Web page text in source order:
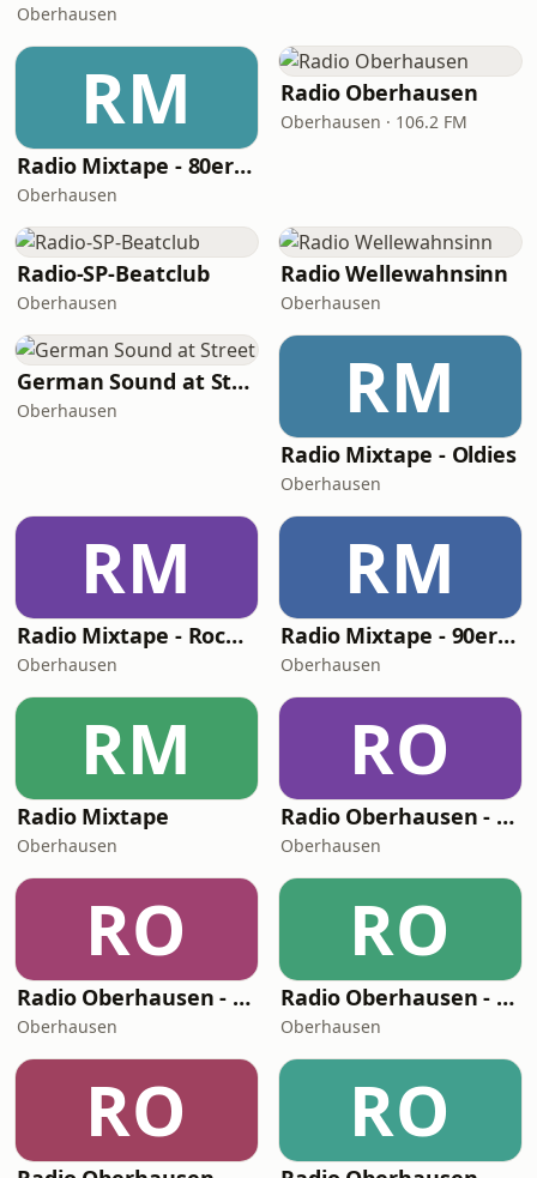
Oberhausen
RM
Radio Mixtape - 80er Mix
Oberhausen
Radio Oberhausen
Oberhausen · 106.2 FM
Radio-SP-Beatclub
Oberhausen
Radio Wellewahnsinn
Oberhausen
German Sound at Street
Oberhausen RM
Radio Mixtape - Oldies
Oberhausen
RM
Radio Mixtape - Rock Mix
Oberhausen
RM
Radio Mixtape - 90er Mix
Oberhausen
RM
Radio Mixtape
Oberhausen
RO
Radio Oberhausen - Dein Sommer Radio
Oberhausen
RO
Radio Oberhausen - Dein Dance Radio
Oberhausen
RO
Radio Oberhausen - Dein Singer/Songwriter Radio
Oberhausen
RO RO